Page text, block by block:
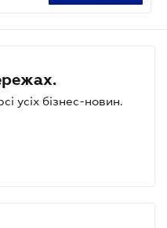
усіх бізнес-новин.